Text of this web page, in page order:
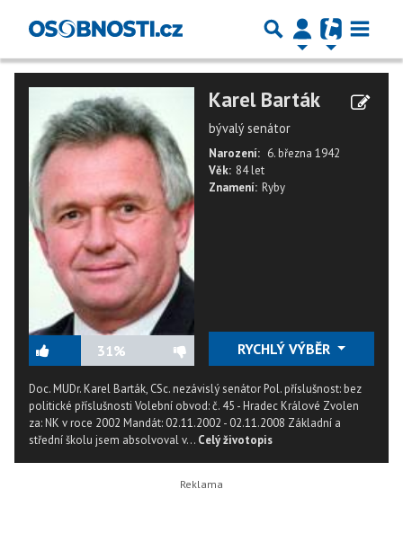
31%
Karel Barták
bývalý senátor
Narození: 6. března 1942
Věk: 84 let
Znamení: Ryby
RYCHLÝ VÝBĚR
Doc. MUDr. Karel Barták, CSc. nezávislý senátor Pol. příslušnost: bez
politické příslušnosti Volební obvod: č. 45 - Hradec Králové Zvolen
za: NK v roce 2002 Mandát: 02.11.2002 - 02.11.2008 Základní a
střední školu jsem absolvoval v... Celý životopis